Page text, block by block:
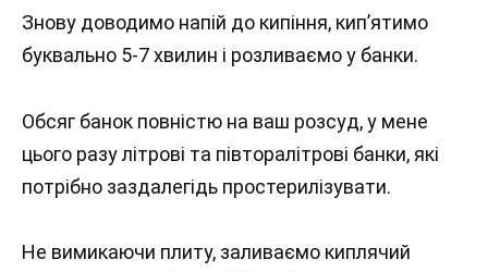
Знову доводимо напій до кипіння, кип’ятимо
буквально 5-7 хвилин і розливаємо у банки.
Обсяг банок повністю на ваш розсуд, у мене
цього разу літрові та півторалітрові банки, які
потрібно заздалегідь простерилізувати.
Не вимикаючи плиту, заливаємо киплячий